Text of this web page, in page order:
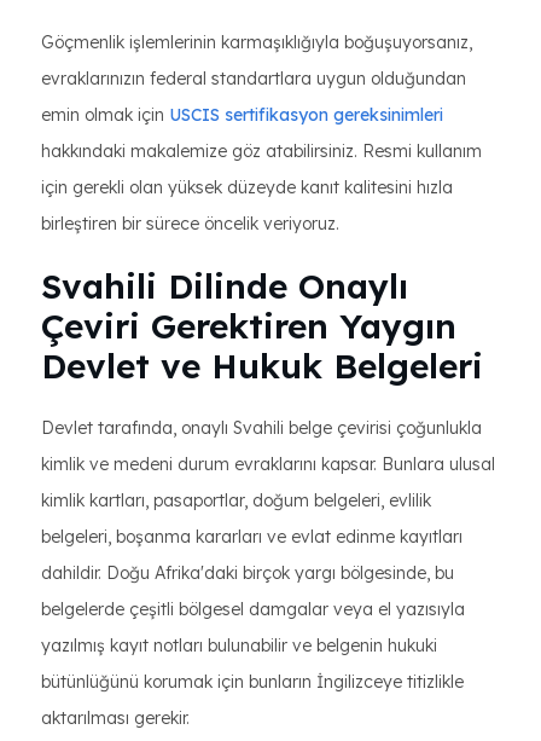
Göçmenlik işlemlerinin karmaşıklığıyla boğuşuyorsanız,
evraklarınızın federal standartlara uygun olduğundan
emin olmak için USCIS sertifikasyon gereksinimleri
hakkındaki makalemize göz atabilirsiniz. Resmi kullanım
için gerekli olan yüksek düzeyde kanıt kalitesini hızla
birleştiren bir sürece öncelik veriyoruz.
Svahili Dilinde Onaylı
Çeviri Gerektiren Yaygın
Devlet ve Hukuk Belgeleri
Devlet tarafında, onaylı Svahili belge çevirisi çoğunlukla
kimlik ve medeni durum evraklarını kapsar. Bunlara ulusal
kimlik kartları, pasaportlar, doğum belgeleri, evlilik
belgeleri, boşanma kararları ve evlat edinme kayıtları
dahildir. Doğu Afrika'daki birçok yargı bölgesinde, bu
belgelerde çeşitli bölgesel damgalar veya el yazısıyla
yazılmış kayıt notları bulunabilir ve belgenin hukuki
bütünlüğünü korumak için bunların İngilizceye titizlikle
aktarılması gerekir.